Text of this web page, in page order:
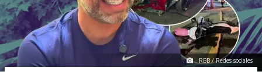
RBB / Redes sociales